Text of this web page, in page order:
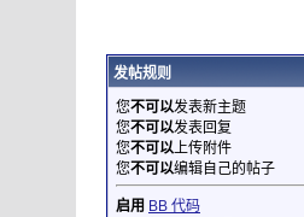
发帖规则
您不可以发表新主题
您不可以发表回复
您不可以上传附件
您不可以编辑自己的帖子
启用 BB 代码